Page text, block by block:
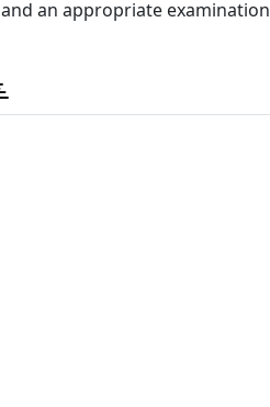
an appropriate examination